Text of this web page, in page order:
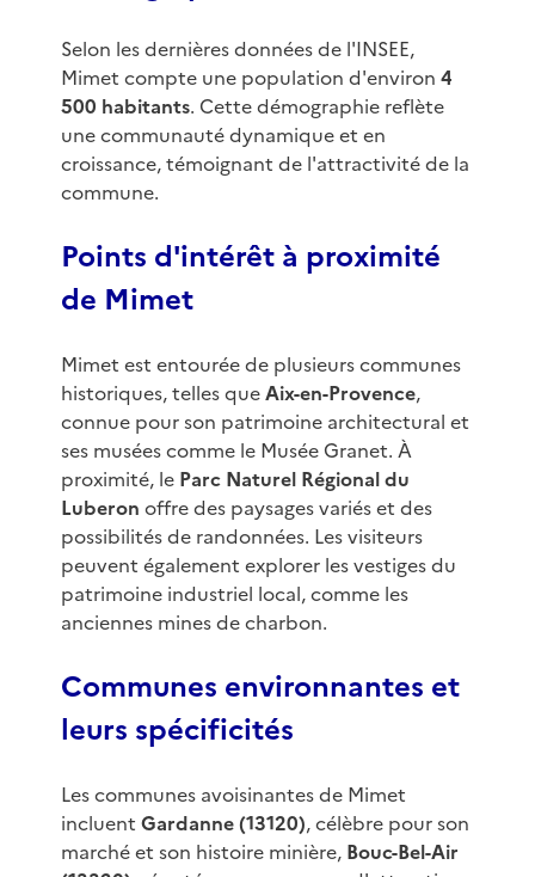
Selon les dernières données de l'INSEE,
Mimet compte une population d'environ 4
500 habitants. Cette démographie reflète
une communauté dynamique et en
croissance, témoignant de l'attractivité de la
commune.
Points d'intérêt à proximité
de Mimet
Mimet est entourée de plusieurs communes
historiques, telles queAix-en-Provence,
connue pour son patrimoine architectural et
ses musées comme le Musée Granet. À
proximité, le Parc Naturel Régional du
Luberon offre des paysages variés et des
possibilités de randonnées. Les visiteurs
peuvent également explorer les vestiges du
patrimoine industriel local, comme les
anciennes mines de charbon.
Communes environnantes et
leurs spécificités
Les communes avoisinantes de Mimet
incluent Gardanne (13120), célèbre pour son
marché et son histoire minière, Bouc-Bel-Air